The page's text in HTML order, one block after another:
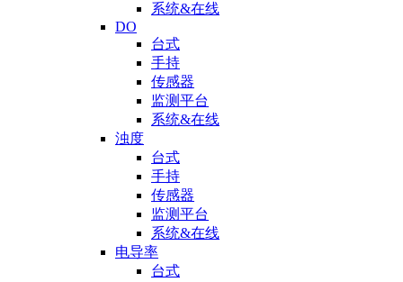
系统&在线
DO
台式
手持
传感器
监测平台
系统&在线
浊度
台式
手持
传感器
监测平台
系统&在线
电导率
台式